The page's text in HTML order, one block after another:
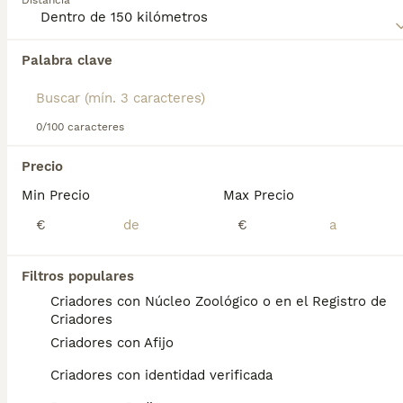
Palabra clave
0/100 caracteres
Precio
Min Precio
€
Max Precio
€
Filtros populares
Criadores con Núcleo Zoológico o en el Registro de
Criadores
Criadores con Afijo
Criadores con identidad verificada
dueño firme y responsable que pueda proporcionarle una
Encontramos 0 Tosa Inu Cachorros en venta
Si deseas exactamente esta búsqueda guarda tu
búsqueda y espera el resultado perfecto:
Preguntas frecuentes
¿Qué raza de perro es el
Tosa?
El tosa (土佐), formalmente Tosa inu (土佐犬),
literalmente «perro de Tosa», es una raza de
perro originaria de la antigua provincia de